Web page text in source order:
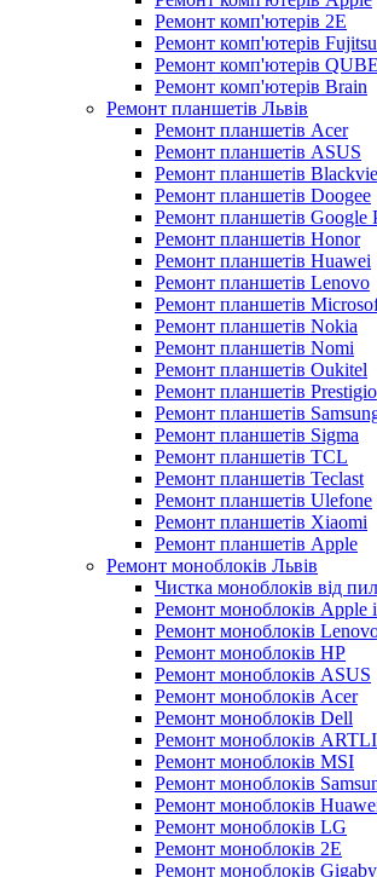
Ремонт комп'ютерів 2E
Ремонт комп'ютерів Fujitsu
Ремонт комп'ютерів QUBE
Ремонт комп'ютерів Brain
Ремонт планшетів Львів
Ремонт планшетів Acer
Ремонт планшетів ASUS
Ремонт планшетів
Ремонт планшетів Doogee
Ремонт планшетів Google
Ремонт планшетів Honor
Ремонт планшетів Huawei
Ремонт планшетів Lenovo
Ремонт планшетів
Ремонт планшетів Nokia
Ремонт планшетів Nomi
Ремонт планшетів Oukitel
Ремонт планшетів Prestigio
Ремонт планшетів
Ремонт планшетів Sigma
Ремонт планшетів TCL
Ремонт планшетів Teclast
Ремонт планшетів Ulefone
Ремонт планшетів Xiaomi
Ремонт планшетів Apple
Ремонт моноблоків Львів
Чистка моноблоків від
Ремонт моноблоків Apple
Ремонт моноблоків
Ремонт моноблоків HP
Ремонт моноблоків ASUS
Ремонт моноблоків Acer
Ремонт моноблоків Dell
Ремонт моноблоків
Ремонт моноблоків MSI
Ремонт моноблоків
Ремонт моноблоків
Ремонт моноблоків LG
Ремонт моноблоків 2E
Ремонт моноблоків